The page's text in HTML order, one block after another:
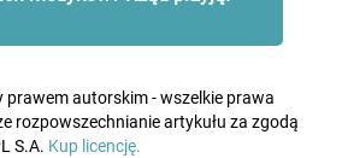
prawem autorskim - wszelkie prawa
rozpowszechnianie artykułu za zgodą
S.A. Kup licencję.